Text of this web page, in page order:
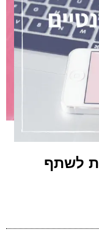
לשתף